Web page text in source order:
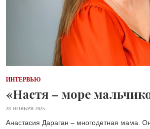
ИНТЕРВЬЮ
«Настя – море
28 НОЯБРЯ 2025
Анастасия Дараган – многодетная мама.